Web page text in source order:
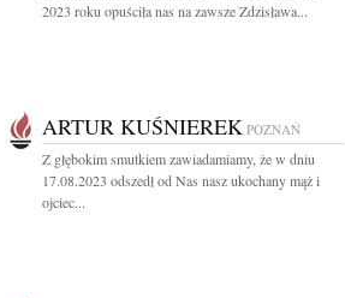
2023 roku opuściła nas na zawsze Zdzisława...
ARTUR KUŚNIEREK POZNAŃ
Z głębokim smutkiem zawiadamiamy, że w dniu
17.08.2023 odszedł od Nas nasz ukochany mąż i
ojciec...